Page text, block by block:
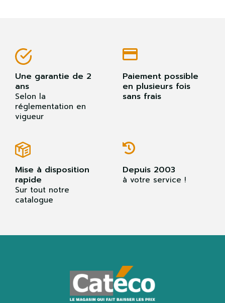
Une garantie de 2
ans
Selon la
réglementation en
vigueur
Paiement possible
en plusieurs fois
sans frais
Mise à disposition
rapide
Sur tout notre
catalogue
Depuis 2003
à votre service !